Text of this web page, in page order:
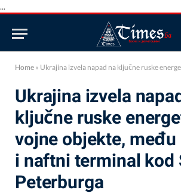
...
Home » Ukrajina izvela napad na ključne ruske energetske i vojne objekte, među
Ukrajina izvela
ključne ruske
vojne objekte, među
i naftni terminal kod
Peterburga